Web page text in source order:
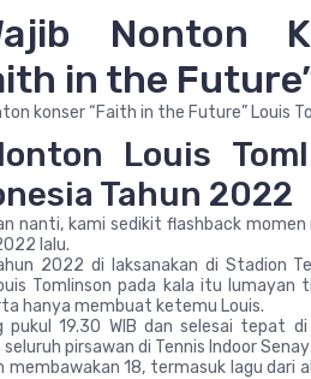
Nonton
in the
konser “Faith in the Future” Louis
Louis
Tahun 2022
nanti, kami sedikit flashback
lalu.
2022 di laksanakan di Stadion
Tomlinson pada kala itu lumayan
hanya membuat ketemu Louis.
pukul 19.30 WIB dan selesai tepat di
pirsawan di Tennis Indoor
18, termasuk lagu dari